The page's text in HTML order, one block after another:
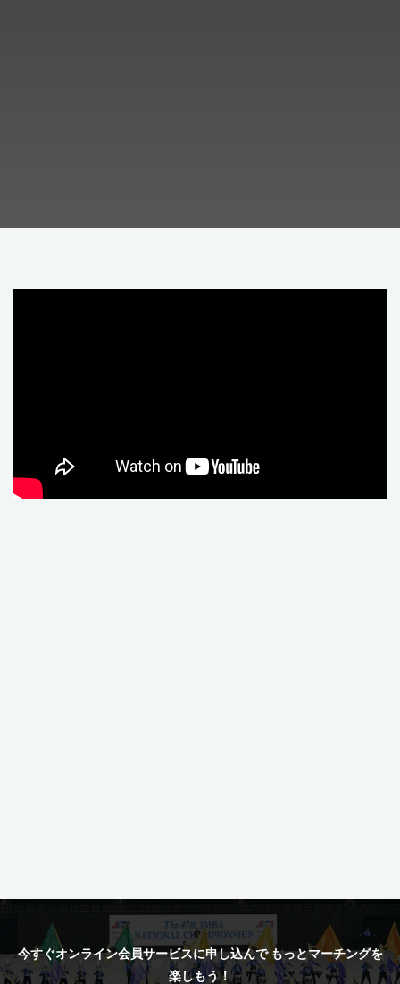
今すぐオンライン会員サービスに申し込んで もっとマーチングを
楽しもう！